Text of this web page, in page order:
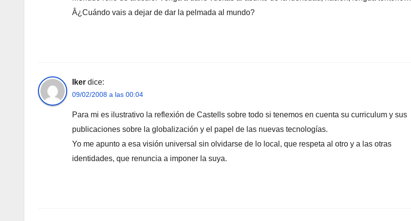
Â¿Cuándo vais a dejar de dar la pelmada al mundo?
Iker dice:
09/02/2008 a las 00:04
Para mi es ilustrativo la reflexión de Castells sobre todo si tenemos en cuenta su curriculum y sus
publicaciones sobre la globalización y el papel de las nuevas tecnologí­as.
Yo me apunto a esa visión universal sin olvidarse de lo local, que respeta al otro y a las otras
identidades, que renuncia a imponer la suya.